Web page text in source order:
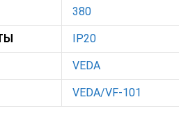
380
IP20
VEDA
VEDA/VF-101